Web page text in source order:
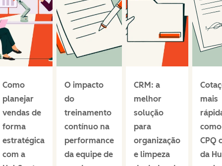
Como
planejar
vendas de
forma
estratégica
com a
O impacto
do
treinamento
contínuo na
performance
da equipe de
CRM: a
melhor
solução
para
organização
e limpeza
mais
CPQ
da